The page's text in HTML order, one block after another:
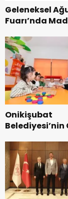
Geleneksel
Fuarı’nda
Onikişubat
Belediyesi’nin
dönemin ön
başladı.